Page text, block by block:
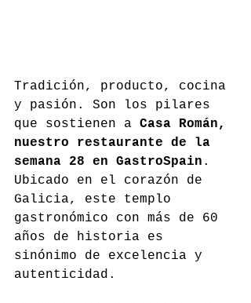
Tradición, producto, cocina
y pasión. Son los pilares
que sostienen a Casa Román,
nuestro restaurante de la
semana 28 en GastroSpain .
Ubicado en el corazón de
Galicia, este templo
gastronómico con más de 60
años de historia es
sinónimo de excelencia y
autenticidad.